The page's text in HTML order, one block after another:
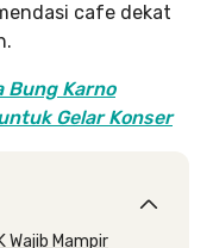
cafe dekat
Bung Karno
Gelar Konser
Wajib Mampir